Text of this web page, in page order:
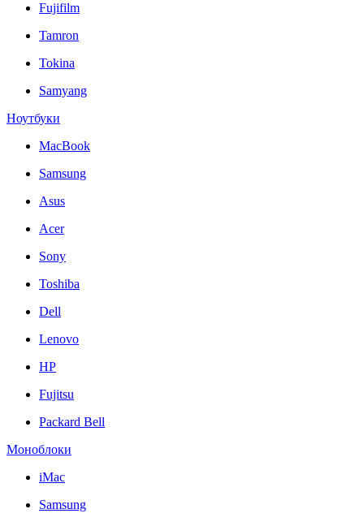
Fujifilm
Tamron
Tokina
Samyang
Ноутбуки
MacBook
Samsung
Asus
Acer
Sony
Toshiba
Dell
Lenovo
HP
Fujitsu
Packard Bell
Моноблоки
iMac
Samsung